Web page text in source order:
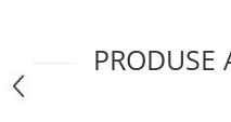
PRODUSE